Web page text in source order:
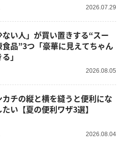
2026.07.29
ない人」が買い置きする“スー
品”3つ「豪華に見えてちゃん
」
2026.08.05
チの縦と横を縫うと便利にな
い【夏の便利ワザ3選】
2026.08.04